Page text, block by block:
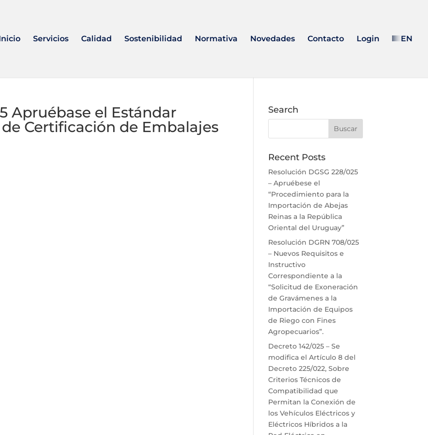
Servicios Calidad Sostenibilidad Normativa Novedades Contacto Login EN
Apruébase el Estándar
Certificación de Embalajes
Search
Recent Posts
Resolución DGSG 228/025
– Apruébese el
“Procedimiento para la
Importación de Abejas
Reinas a la República
Oriental del Uruguay”
Resolución DGRN 708/025
– Nuevos Requisitos e
Instructivo
Correspondiente a la
“Solicitud de Exoneración
de Gravámenes a la
Importación de Equipos
de Riego con Fines
Agropecuarios”.
Decreto 142/025 – Se
modifica el Artículo 8 del
Decreto 225/022, Sobre
Criterios Técnicos de
Compatibilidad que
Permitan la Conexión de
los Vehículos Eléctricos y
Eléctricos Híbridos a la